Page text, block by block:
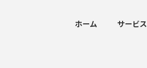
ホーム サービス